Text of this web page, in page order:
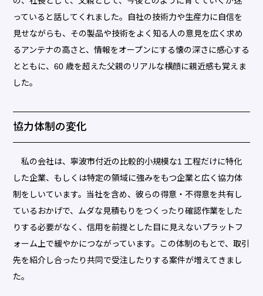
っていると話してくれました。自社の技術力や生産力に自信を
見せながらも、その製品や技術をよく知る人の意見を広く求め
るアンテナの高さと、情報をオープンにする懐の深さに感心する
とともに、60 歳を超えた父親のリアルな横顔に親近感も覚えま
した。
協力体制の変化
私の会社は、寧波市付近の比較的小規模な1 工程だけに特化
した企業、もしくは特定の領域に強みをもつ企業と広く協力体
制をしいています。当社を含め、彼らの得意・不得意を共有し
ているおかげで、ムダな見積もりをつくったり確認作業をした
りする必要がなく、信用を前提とした目に見えないプラットフ
ォーム上で緩やかにつながっています。この体制のもとで、取引
先を紹介し合ったり共同で受注したりする案件が増えてきまし
た。